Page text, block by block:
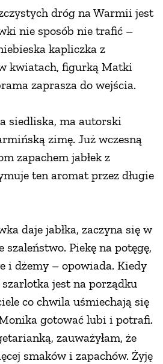
dróg na Warmii jest
nie sposób nie trafić –
kapliczka z
kwiatach, figurką Matki
zaprasza do wejścia.
siedliska, ma autorski
zimę. Już wczesną
zapachem jabłek z
ten aromat przez długie
daje jabłka, zaczyna się w
szaleństwo. Piekę na potęgę,
i dżemy – opowiada. Kiedy
jest na porządku
co chwila uśmiechają się
Monika gotować lubi i potrafi.
zauważyłam, że
smaków i zapachów. Żyję
RZEMIOSŁO
ZWYCZAJE
TO SAM
PRZEPISY
ZUPY
GŁÓWNE
I DESERY
DODATKI